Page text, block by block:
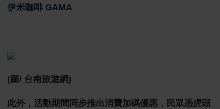
伊米咖啡 GAMA
(圖/ 台南旅遊網)
此外，活動期間同步推出消費加碼優惠，民眾憑虎頭